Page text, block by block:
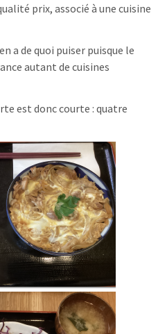
prix, associé à une cuisine
a de quoi puiser puisque le
autant de cuisines
est donc courte : quatre